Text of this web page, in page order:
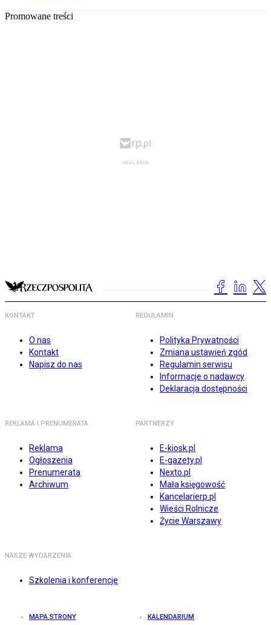
Promowane treści
KONTAKT
O nas
Kontakt
Napisz do nas
REGULAMIN
Polityka Prywatności
Zmiana ustawień zgód
Regulamin serwisu
Informacje o nadawcy
Deklaracja dostępności
REKLAMA I PRENUMERATA
Reklama
Ogłoszenia
Prenumerata
Archiwum
PARTNERZY
E-kiosk.pl
E-gazety.pl
Nexto.pl
Mała księgowość
Kancelarierp.pl
Wieści Rolnicze
Życie Warszawy
NASZE WYDARZENIA
Szkolenia i konferencje
MAPA STRONY KALENDARIUM